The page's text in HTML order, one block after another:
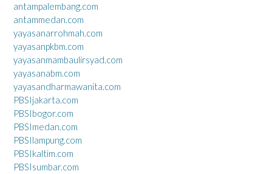
antampalembang.com
antammedan.com
yayasanarrohmah.com
yayasanpkbm.com
yayasanmambaulirsyad.com
yayasanabm.com
yayasandharmawanita.com
PBSIjakarta.com
PBSIbogor.com
PBSImedan.com
PBSIlampung.com
PBSIkaltim.com
PBSIsumbar.com